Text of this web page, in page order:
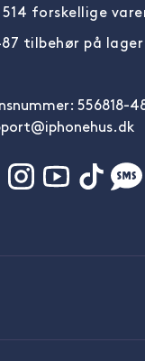
514 forskellige
tilbehør på lager
556818-